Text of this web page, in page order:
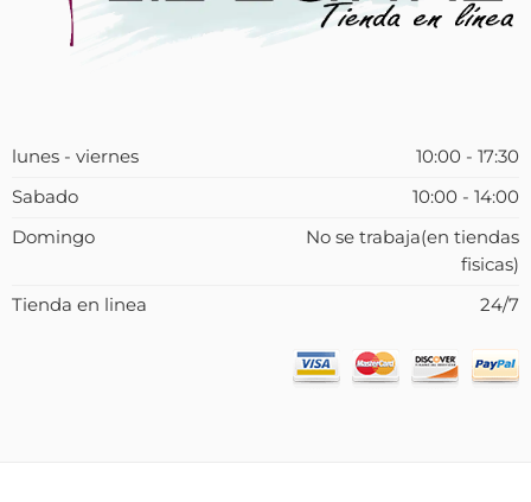
lunes - viernes
10:00 - 17:30
Sabado
10:00 - 14:00
Domingo
No se trabaja(en tiendas
fisicas)
Tienda en linea
24/7